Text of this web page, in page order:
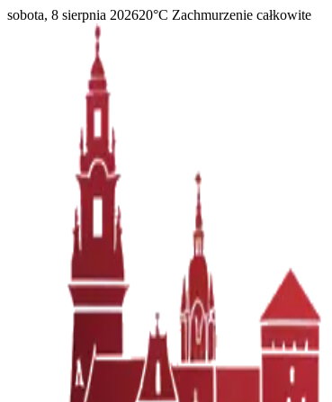
sobota, 8 sierpnia 202620°C Zachmurzenie całkowite